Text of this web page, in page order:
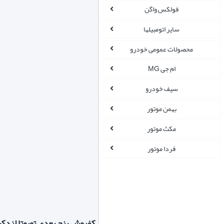
فولکس واگن
سایر اتومبیلها
محصولات عمومی خودرو
ام جی MG
سیف خودرو
بهمن موتور
مکث موتور
فردا موتور